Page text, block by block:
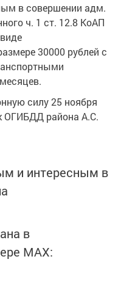
в совершении адм.
ч. 1 ст. 12.8 КоАП
30000 рублей с
силу 25 ноября
ОГИБДД района А.С.
и интересным в
в
MАХ: